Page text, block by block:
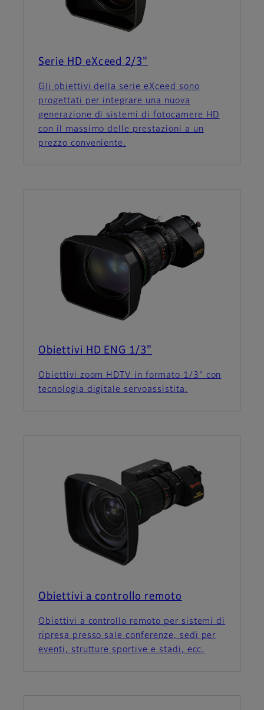
Serie HD eXceed 2/3"
Gli obiettivi della serie eXceed sono
progettati per integrare una nuova
generazione di sistemi di fotocamere HD
con il massimo delle prestazioni a un
prezzo conveniente.
Obiettivi HD ENG 1/3"
Obiettivi zoom HDTV in formato 1/3" con
tecnologia digitale servoassistita.
Obiettivi a controllo remoto
Obiettivi a controllo remoto per sistemi di
ripresa presso sale conferenze, sedi per
eventi, strutture sportive e stadi, ecc.